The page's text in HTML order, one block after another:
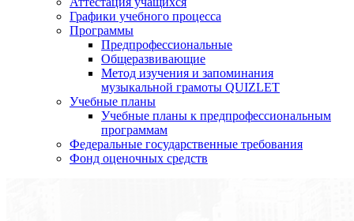
Графики учебного процесса
Программы
Предпрофессиональные
Общеразвивающие
Метод изучения и запоминания
музыкальной грамоты QUIZLET
Учебные планы
Учебные планы к предпрофессиональным
программам
Федеральные государственные требования
Фонд оценочных средств